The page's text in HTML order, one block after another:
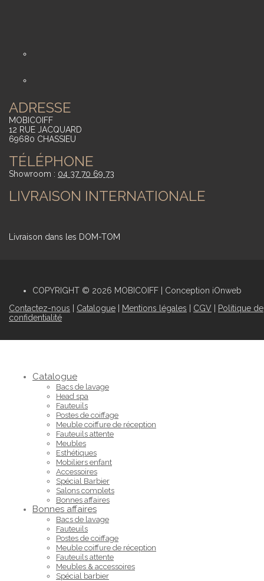
ADRESSE
MOBICOIFF
12 RUE JACQUARD
69680 CHASSIEU
TÉLÉPHONE
Showroom : 04 37 70 69 73
LIVRAISON INTERNATIONALE
Livraison dans les DOM-TOM
COPYRIGHT © 2026 MOBICOIFF | Conception iOnweb
Contactez-nous
Catalogue Mentions légales CGV
Politique de
confidentialité
Catalogue
Bacs de lavage
Head spa
Fauteuils
Postes de coiffage
Meuble coiffure de réception
Fauteuils attente
Meubles
Esthétiques
Mobiliers enfant
Accessoires
Spécial Barbier
Salons complets
Bonnes affaires
Bonnes affaires
Bacs de lavage
Fauteuils
Postes de coiffage
Meuble coiffure de réception
Fauteuils attente
Meubles & accessoires
Spécial barbier